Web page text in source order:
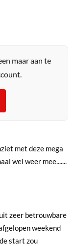
maar aan te
met deze mega
wel weer mee.......
zeer betrouwbare
weekend
start zou